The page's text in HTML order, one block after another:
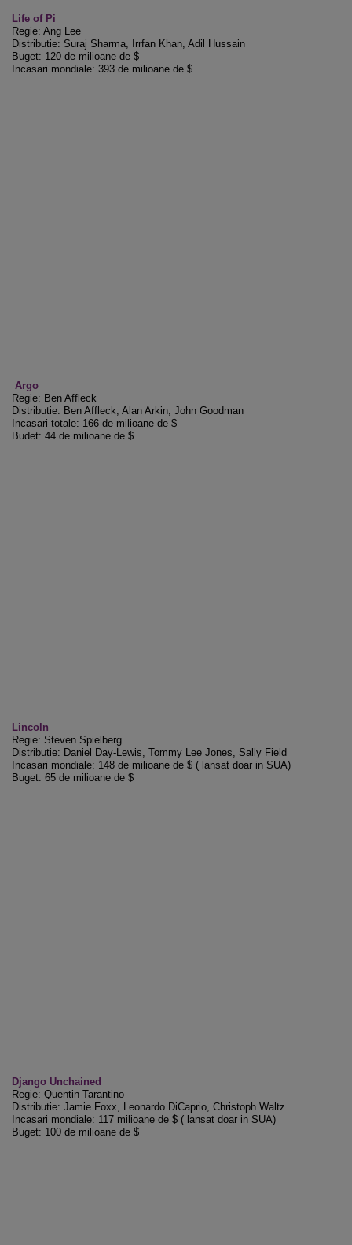
Life of Pi
Regie: Ang Lee
Distributie: Suraj Sharma, Irrfan Khan, Adil Hussain
Buget: 120 de milioane de $
Incasari mondiale: 393 de milioane de $
Argo
Regie: Ben Affleck
Distributie: Ben Affleck, Alan Arkin, John Goodman
Incasari totale: 166 de milioane de $
Budet: 44 de milioane de $
Lincoln
Regie: Steven Spielberg
Distributie: Daniel Day-Lewis, Tommy Lee Jones, Sally Field
Incasari mondiale: 148 de milioane de $ ( lansat doar in SUA)
Buget: 65 de milioane de $
Django Unchained
Regie: Quentin Tarantino
Distributie: Jamie Foxx, Leonardo DiCaprio, Christoph Waltz
Incasari mondiale: 117 milioane de $ ( lansat doar in SUA)
Buget: 100 de milioane de $